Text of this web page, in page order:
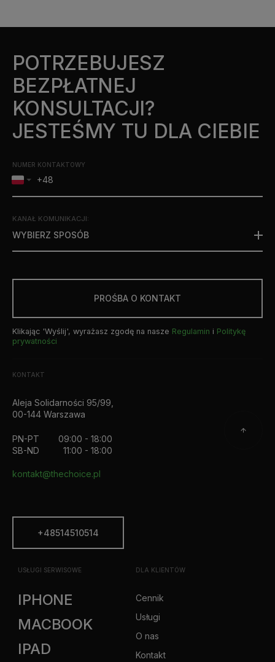
POTRZEBUJESZ
BEZPŁATNEJ
KONSULTACJI?
JESTEŚMY TU DLA CIEBIE
NUMER KONTAKTOWY
KANAŁ KOMUNIKACJI:
WYBIERZ SPOSÓB
PROŚBA O KONTAKT
Klikając 'Wyślij', wyrażasz zgodę na nasze Regulamin i Politykę
prywatności
KONTAKT
Aleja Solidarności 95/99,
00-144 Warszawa
PN-PT
09:00 - 18:00
SB-ND
11:00 - 18:00
kontakt@thechoice.pl
+48514510514
USŁUGI SERWISOWE
IPHONE
MACBOOK
IPAD
DLA KLIENTÓW
Cennik
Usługi
O nas
Kontakt